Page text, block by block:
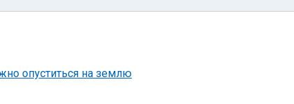
опуститься на землю